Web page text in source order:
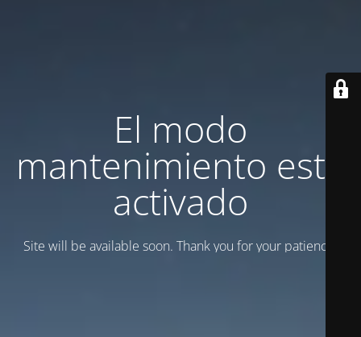
El modo
mantenimiento está
activado
Site will be available soon. Thank you for your patience!